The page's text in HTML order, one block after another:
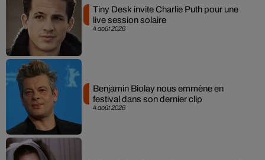
4 août 2026
Tiny Desk invite Charlie Puth pour une
live session solaire
4 août 2026
Benjamin Biolay nous emmène en
festival dans son dernier clip